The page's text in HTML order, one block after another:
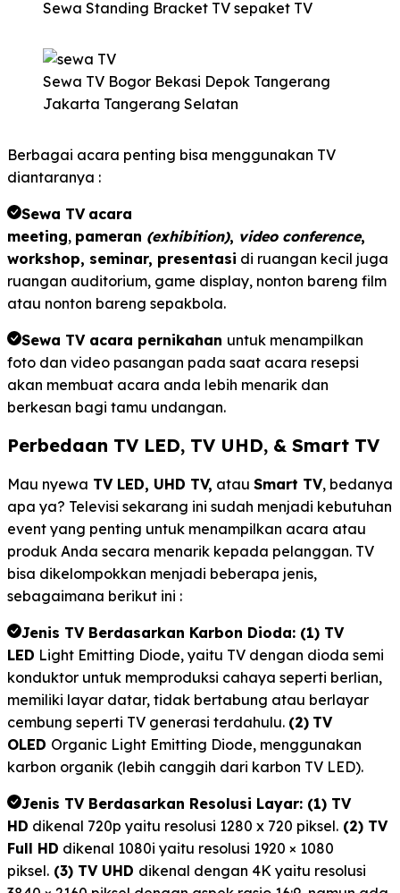
Sewa Standing Bracket TV sepaket TV
Sewa TV Bogor Bekasi Depok Tangerang
Jakarta Tangerang Selatan
Berbagai acara penting bisa menggunakan TV
diantaranya :
Sewa TV acara
meeting, pameran (exhibition), video conference,
workshop, seminar, presentasi di ruangan kecil juga
ruangan auditorium, game display, nonton bareng film
atau nonton bareng sepakbola.
Sewa TV acara pernikahan untuk menampilkan
foto dan video pasangan pada saat acara resepsi
akan membuat acara anda lebih menarik dan
berkesan bagi tamu undangan.
Perbedaan TV LED, TV UHD, & Smart TV
Mau nyewa TV LED, UHD TV, atau Smart TV, bedanya
apa ya? Televisi sekarang ini sudah menjadi kebutuhan
event yang penting untuk menampilkan acara atau
produk Anda secara menarik kepada pelanggan. TV
bisa dikelompokkan menjadi beberapa jenis,
sebagaimana berikut ini :
Jenis TV Berdasarkan Karbon Dioda: (1) TV
LED Light Emitting Diode, yaitu TV dengan dioda semi
konduktor untuk memproduksi cahaya seperti berlian,
memiliki layar datar, tidak bertabung atau berlayar
cembung seperti TV generasi terdahulu. (2) TV
OLED Organic Light Emitting Diode, menggunakan
karbon organik (lebih canggih dari karbon TV LED).
Jenis TV Berdasarkan Resolusi Layar: (1) TV
HD dikenal 720p yaitu resolusi 1280 x 720 piksel. (2) TV
Full HD dikenal 1080i yaitu resolusi 1920 × 1080
piksel. (3) TV UHD dikenal dengan 4K yaitu resolusi